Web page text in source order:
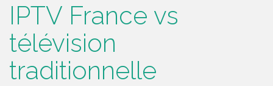
IPTV France vs
télévision
traditionnelle